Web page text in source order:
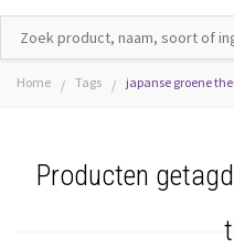
Home / Tags / japanse groene
Producten